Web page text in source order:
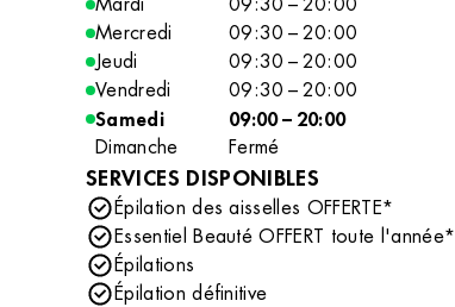
Mercredi
09:30 – 20:00
Jeudi
09:30 – 20:00
Vendredi
09:30 – 20:00
Samedi
09:00 – 20:00
Dimanche
Fermé
SERVICES DISPONIBLES
Épilation des aisselles OFFERTE*
Essentiel Beauté OFFERT toute l'année*
Épilations
Épilation définitive